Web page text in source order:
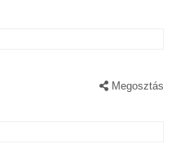
Megosztás